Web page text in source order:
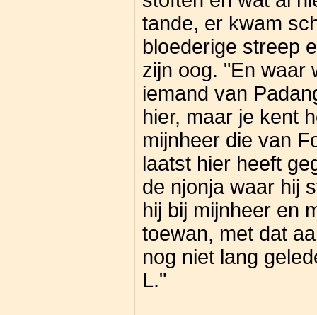
tande, er kwam
bloederige streep
zijn oog. "En waar
iemand van
hier, maar je kent
mijnheer die van
laatst hier heeft
de njonja waar hij
hij bij mijnheer en
toewan, met dat
nog niet lang
L."